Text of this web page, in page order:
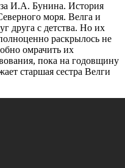
И.А. Бунина. История
моря. Велга и
друга с детства. Но их
раскрылось не
омрачить их
пока на годовщину
старшая сестра Велги